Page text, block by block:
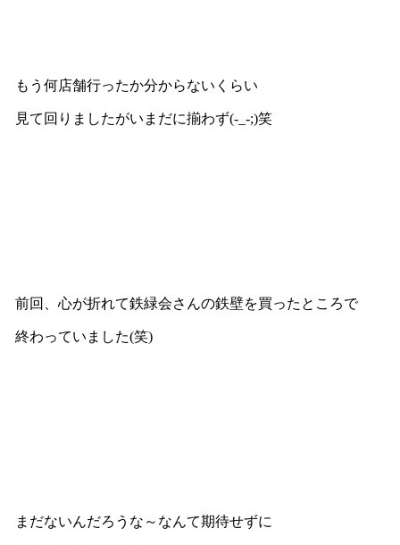
もう何店舗行ったか分からないくらい
見て回りましたがいまだに揃わず(-_-;)笑
前回、心が折れて鉄緑会さんの鉄壁を買ったところで
終わっていました(笑)
まだないんだろうな～なんて期待せずに